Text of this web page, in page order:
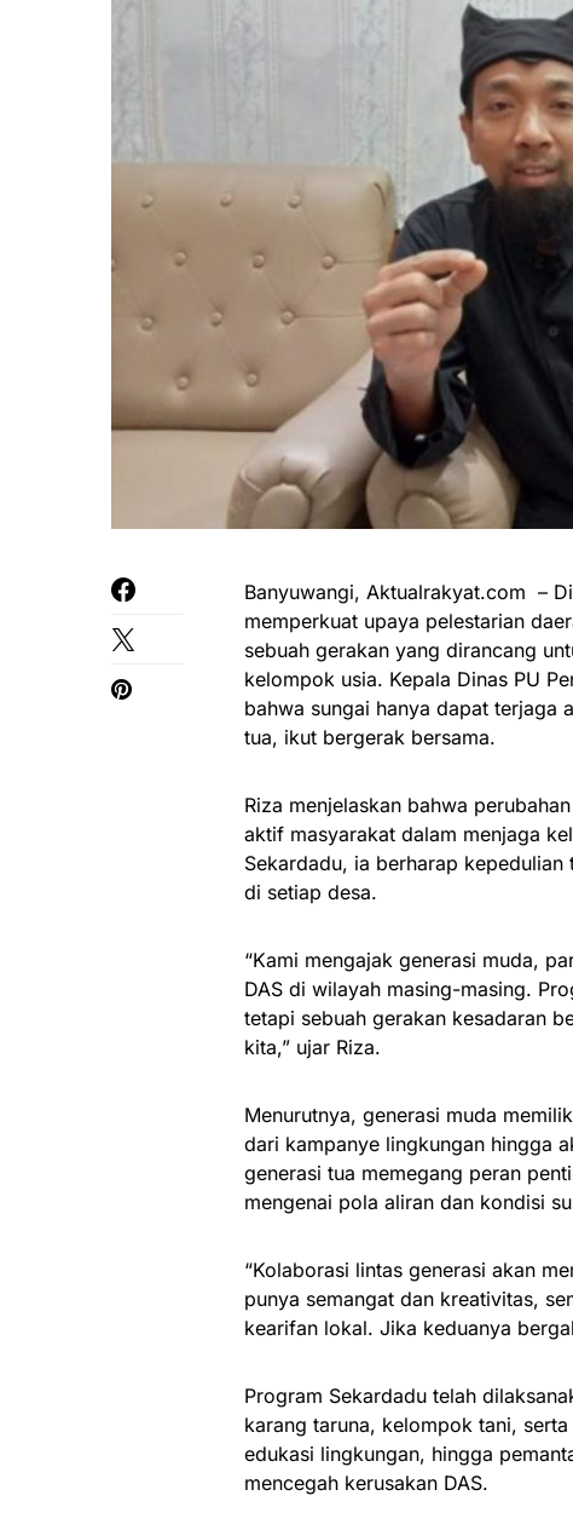
Banyuwangi, Aktualrakyat.com –
memperkuat upaya pelestarian
sebuah gerakan yang dirancang
kelompok usia. Kepala Dinas PU
bahwa sungai hanya dapat terjaga
tua, ikut bergerak bersama.
Riza menjelaskan bahwa
aktif masyarakat dalam menjaga
Sekardadu, ia berharap
di setiap desa.
“Kami mengajak generasi muda,
DAS di wilayah masing-masing.
tetapi sebuah gerakan kesadaran
kita,” ujar Riza.
Menurutnya, generasi muda
dari kampanye lingkungan hingga
generasi tua memegang peran
mengenai pola aliran dan kondisi
“Kolaborasi lintas generasi akan
punya semangat dan kreativitas,
kearifan lokal. Jika keduanya
Program Sekardadu telah
karang taruna, kelompok tani,
edukasi lingkungan, hingga
mencegah kerusakan DAS.